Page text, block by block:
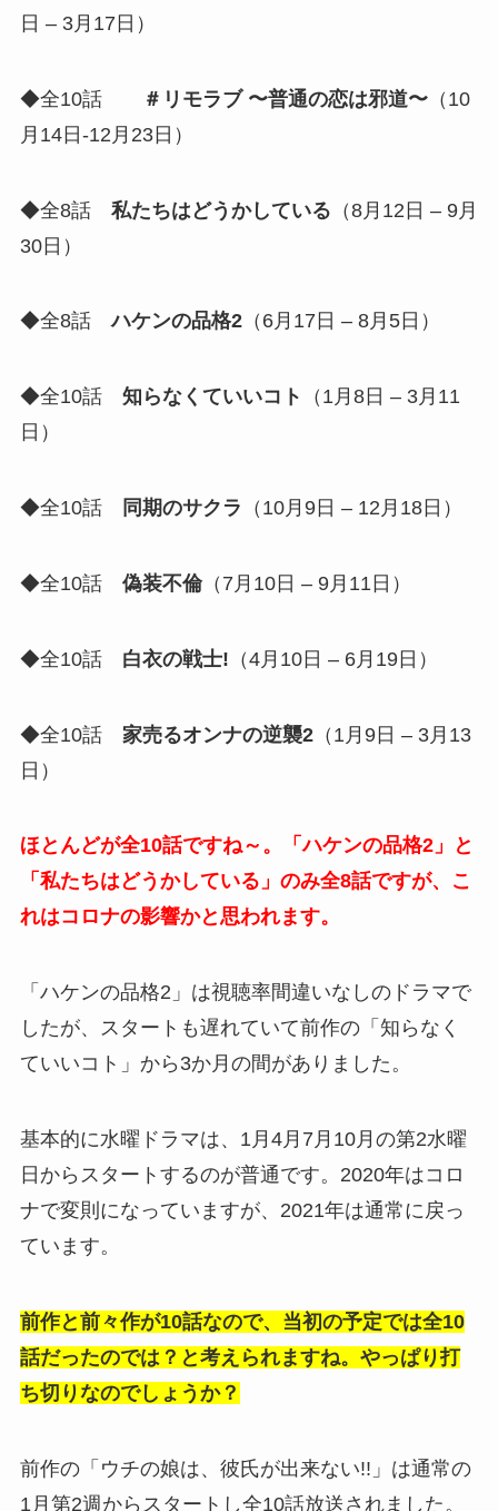
日 – 3月17日）
◆全10話 ＃リモラブ 〜普通の恋は邪道〜（10
月14日-12月23日）
◆全8話 私たちはどうかしている （8月12日 – 9月
30日）
◆全8話ハケンの品格2（6月17日 – 8月5日）
◆全10話 知らなくていいコト
（1月8日 – 3月11
日）
◆全10話 同期のサクラ （10月9日 – 12月18日）
◆全10話 偽装不倫（7月10日 – 9月11日）
◆全10話 白衣の戦士! （4月10日 – 6月19日）
◆全10話 家売るオンナの逆襲2（1月9日 – 3月13
日）
ほとんどが全10話ですね～。「ハケンの品格2」と
「私たちはどうかしている」のみ全8話ですが、こ
れはコロナの影響かと思われます。
「ハケンの品格2」は視聴率間違いなしのドラマで
したが、スタートも遅れていて前作の「知らなく
ていいコト」から3か月の間がありました。
基本的に水曜ドラマは、1月4月7月10月の第2水曜
日からスタートするのが普通です。2020年はコロ
ナで変則になっていますが、2021年は通常に戻っ
ています。
前作と前々作が10話なので、当初の予定では全10
話だったのでは？と考えられますね。やっぱり打
ち切りなのでしょうか？
前作の「ウチの娘は、彼氏が出来ない!!」は通常の
1月第2週からスタートし全10話放送されました。